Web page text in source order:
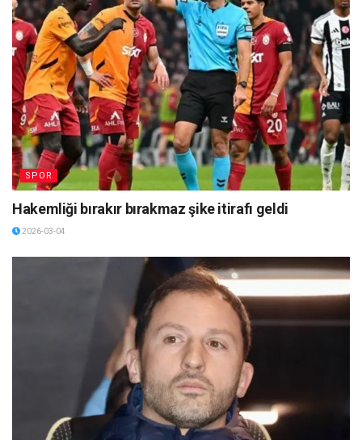
SPOR
Hakemliği bırakır bırakmaz şike itirafı geldi
2026-03-04